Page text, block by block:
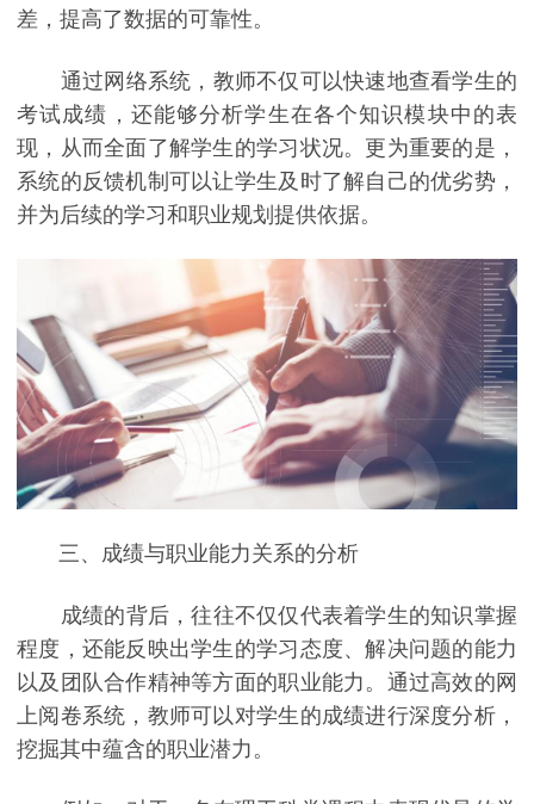
差，提高了数据的可靠性。
通过网络系统，教师不仅可以快速地查看学生的
考试成绩，还能够分析学生在各个知识模块中的表
现，从而全面了解学生的学习状况。更为重要的是，
系统的反馈机制可以让学生及时了解自己的优劣势，
并为后续的学习和职业规划提供依据。
三、成绩与职业能力关系的分析
成绩的背后，往往不仅仅代表着学生的知识掌握
程度，还能反映出学生的学习态度、解决问题的能力
以及团队合作精神等方面的职业能力。通过高效的网
上阅卷系统，教师可以对学生的成绩进行深度分析，
挖掘其中蕴含的职业潜力。